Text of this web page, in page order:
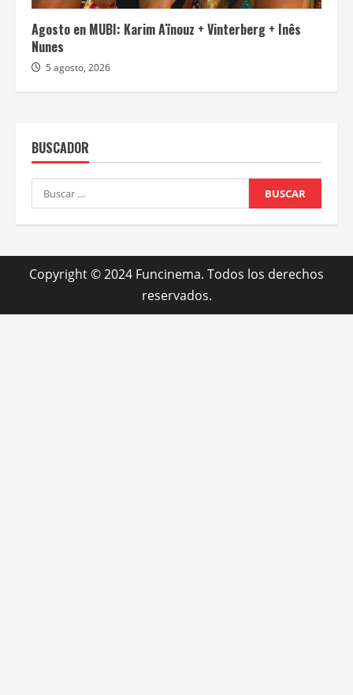
Agosto en MUBI: Karim Aïnouz + Vinterberg + Inês
Nunes
5 agosto, 2026
BUSCADOR
Buscar:
Copyright © 2024 Funcinema. Todos los derechos
reservados.